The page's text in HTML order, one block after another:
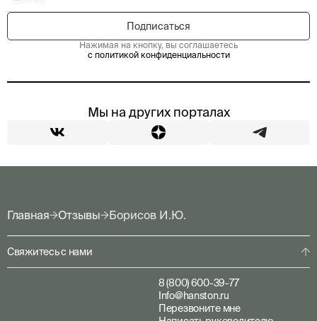
Нажимая на кнопку, вы соглашаетесь
с политикой конфиденциальности
Мы на других порталах
Главная Отзывы Борисов И.Ю.
Свяжитесь с нами
8 (800) 600-39-77
Info@hanston.ru
Перезвоните мне